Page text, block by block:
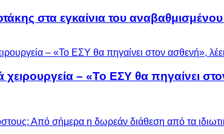
στα εγκαίνια του
χειρουργεία – «Το ΕΣΥ θα πηγαίνει